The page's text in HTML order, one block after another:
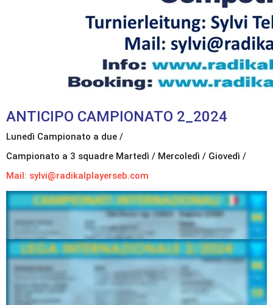
ANTICIPO CAMPIONATO 2_2024
Lunedì Campionato a due /
Campionato a 3 squadre Martedì / Mercoledì / Giovedì /
Mail: sylvi@radikalplayerseb.com
Iscrizioni lunedì, 09.09.2024
Iscrizioni Mercoledì, 11.09.2024
Iscrizioni giovedì, 12.09.2024